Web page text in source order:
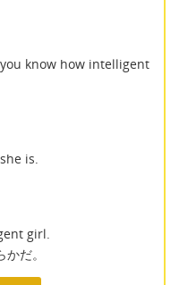
know how intelligent
is.
girl.
だ。